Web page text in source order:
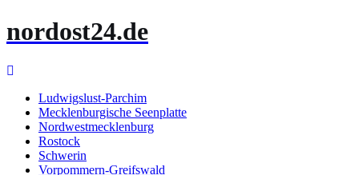
Inhalt
nordost24.de
Ludwigslust-Parchim
Mecklenburgische Seenplatte
Nordwestmecklenburg
Rostock
Schwerin
Vorpommern-Greifswald